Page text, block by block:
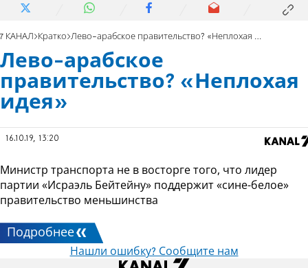
7 КАНАЛ Кратко Лево-арабское правительство? «Неплохая идея»
Лево-арабское
правительство? «Неплохая
идея»
16.10.19, 13:20
Министр транспорта не в восторге того, что лидер
партии «Исраэль Бейтейну» поддержит «сине-белое»
правительство меньшинства
Подробнее
Нашли ошибку? Сообщите нам